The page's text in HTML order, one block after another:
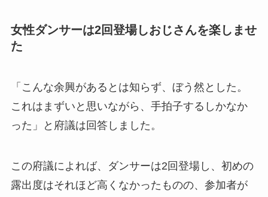
女性ダンサーは2回登場しおじさんを楽しませ
た
「こんな余興があるとは知らず、ぼう然とした。
これはまずいと思いながら、手拍子するしかなか
った」と府議は回答しました。
この府議によれば、ダンサーは2回登場し、初めの
露出度はそれほど高くなかったものの、参加者が